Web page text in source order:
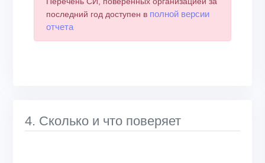
последний год доступен в полной версии
отчета
4. Сколько и что поверяет